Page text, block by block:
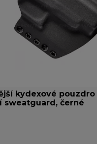
kydexové
sweatguard, černé